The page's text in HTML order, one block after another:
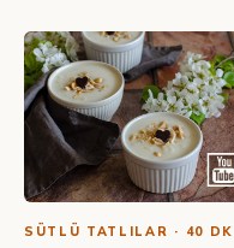
SÜTLÜ TATLILAR · 40 DK